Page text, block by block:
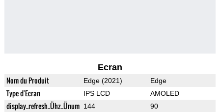
Ecran
Nom du Produit Edge (2021) Edge
Type d'Ecran IPS LCD AMOLED
display_refresh_Ühz_Ünum 144 90